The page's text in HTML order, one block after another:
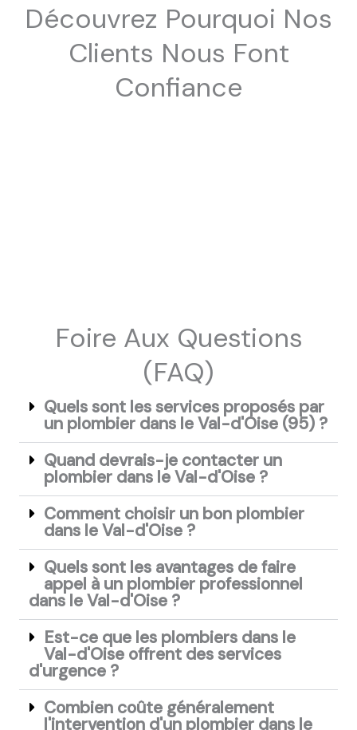
Découvrez Pourquoi Nos
Clients Nous Font
Confiance
Foire Aux Questions
(FAQ)
Quels sont les services proposés par
un plombier dans le Val-d'Oise (95) ?
Quand devrais-je contacter un
plombier dans le Val-d'Oise ?
Comment choisir un bon plombier
dans le Val-d'Oise ?
Quels sont les avantages de faire
appel à un plombier professionnel
dans le Val-d'Oise ?
Est-ce que les plombiers dans le
Val-d'Oise offrent des services
d'urgence ?
Combien coûte généralement
l'intervention d'un plombier dans le